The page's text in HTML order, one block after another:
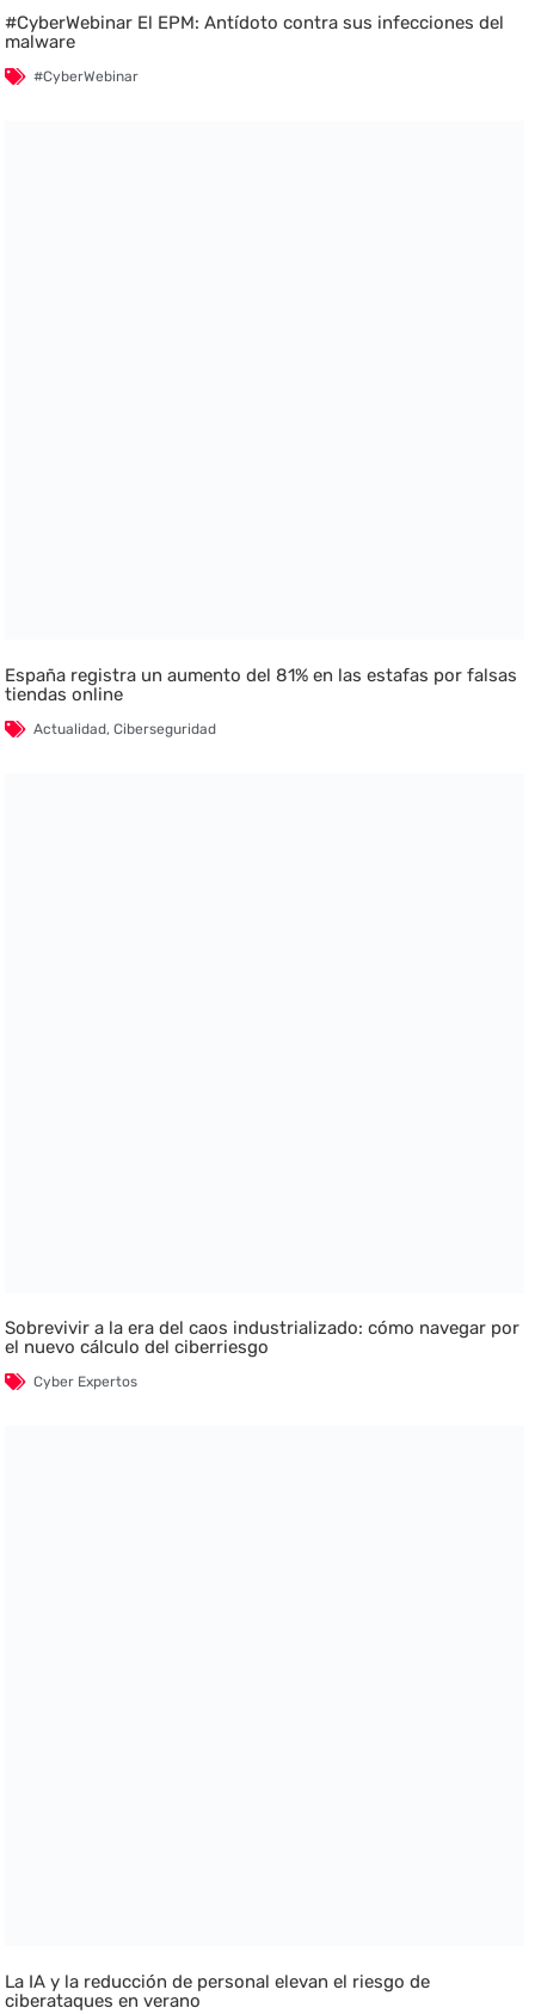
#CyberWebinar El EPM: Antídoto contra sus infecciones del
malware
#CyberWebinar
España registra un aumento del 81% en las estafas por falsas
tiendas online
Actualidad,Ciberseguridad
Sobrevivir a la era del caos industrializado: cómo navegar por
el nuevo cálculo del ciberriesgo
Cyber Expertos
La IA y la reducción de personal elevan el riesgo de
ciberataques en verano